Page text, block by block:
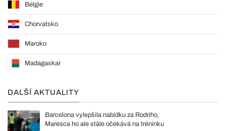
Belgie
Chorvatsko
Maroko
Madagaskar
DALŠÍ AKTUALITY
Barcelona vylepšila nabídku za Rodriho,
Maresca ho ale stále očekává na tréninku